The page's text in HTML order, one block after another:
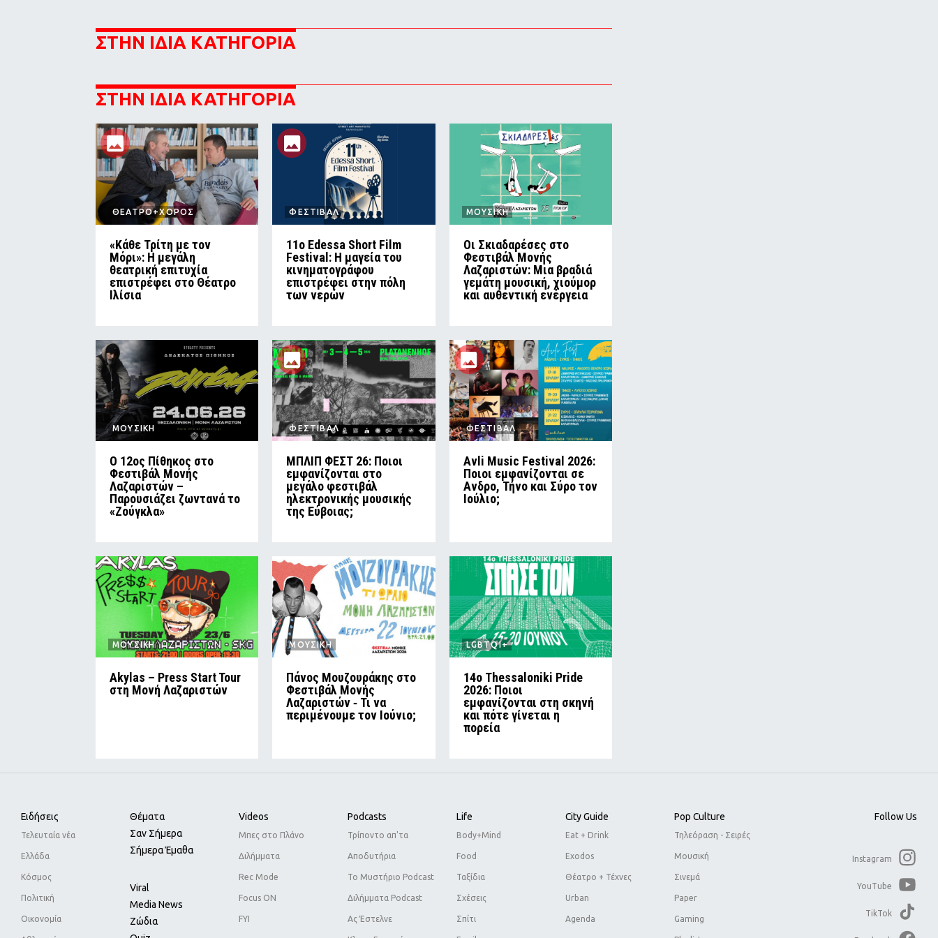
ΣΤΗΝ ΙΔΙΑ ΚΑΤΗΓΟΡΙΑ
ΣΤΗΝ ΙΔΙΑ ΚΑΤΗΓΟΡΙΑ
ΘΕΑΤΡΟ+ΧΟΡΟΣ
«Κάθε Τρίτη με τον
Μόρι»: Η μεγάλη
θεατρική επιτυχία
επιστρέφει στο Θέατρο
Ιλίσια
ΦΕΣΤΙΒΑΛ
11ο Edessa Short Film
Festival: Η μαγεία του
κινηματογράφου
επιστρέφει στην πόλη
των νερών
ΜΟΥΣΙΚΗ
Οι Σκιαδαρέσες στο
Φεστιβάλ Μονής
Λαζαριστών: Μια βραδιά
γεμάτη μουσική, χιούμορ
και αυθεντική ενέργεια
ΜΟΥΣΙΚΗ
Ο 12ος Πίθηκος στο
Φεστιβάλ Μονής
Λαζαριστών –
Παρουσιάζει ζωντανά το
«Ζούγκλα»
ΦΕΣΤΙΒΑΛ
ΜΠΛΙΠ ΦΕΣΤ 26: Ποιοι
εμφανίζονται στο
μεγάλο φεστιβάλ
ηλεκτρονικής μουσικής
της Εύβοιας;
ΦΕΣΤΙΒΑΛ
Avli Music Festival 2026:
Ποιοι εμφανίζονται σε
Ανδρο, Τήνο και Σύρο τον
Ιούλιο;
ΜΟΥΣΙΚΗ
Akylas – Press Start Tour
στη Μονή Λαζαριστών
ΜΟΥΣΙΚΗ
Πάνος Μουζουράκης στο
Φεστιβάλ Μονής
Λαζαριστών ‑ Τι να
περιμένουμε τον Ιούνιο;
LGBTQI+
14ο Thessaloniki Pride
2026: Ποιοι
εμφανίζονται στη σκηνή
και πότε γίνεται η
πορεία
Ειδήσεις
Τελευταία νέα
Ελλάδα
Κόσμος
Πολιτική
Οικονομία
Θέματα
Σαν Σήμερα
Σήμερα Έμαθα
Viral
Media News
Ζώδια
Videos
Μπες στο Πλάνο
Διλήμματα
Rec Mode
Focus ON
FYI
Podcasts
Τρίποντο απ'τα
Αποδυτήρια
Το Μυστήριο Podcast
Διλήμματα Podcast
Ας Έστελνε
Life
Body+Mind
Food
Ταξίδια
Σχέσεις
Σπίτι
City Guide
Eat + Drink
Exodos
Θέατρο + Τέχνες
Urban
Agenda
Pop Culture
Τηλεόραση - Σειρές
Μουσική
Σινεμά
Paper
Gaming
Follow Us
Instagram
YouTube
TikTok